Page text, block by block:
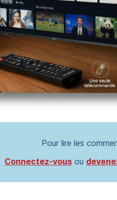
Pour lire les
Connectez-vousou